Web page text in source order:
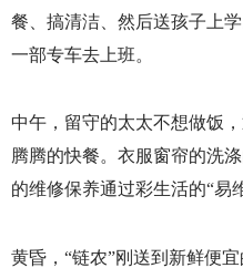
餐、搞清洁、然后送孩子上
一部专车去上班。
中午，留守的太太不想做饭
腾腾的快餐。衣服窗帘的洗涤
的维修保养通过彩生活的“易
黄昏，“链农”刚送到新鲜便